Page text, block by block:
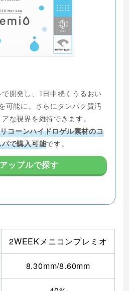
開発し、1日中続くうるおい
可能に。さらにタンパク質汚
な視界を維持できます。
コーンハイドロゲル素材のコ
で購入可能です。
ップルで探す
2WEEKメニコンプレミオ
8.30mm/8.60mm